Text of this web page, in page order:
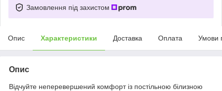
Замовлення під захистом
Опис Характеристики Доставка Оплата Умови
Опис
Відчуйте неперевершений комфорт із постільною білизною